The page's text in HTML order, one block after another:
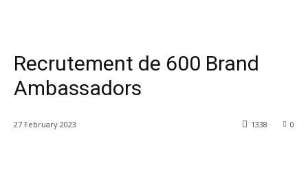
Recrutement de 600 Brand
Ambassadors
27 February 2023 0
1338